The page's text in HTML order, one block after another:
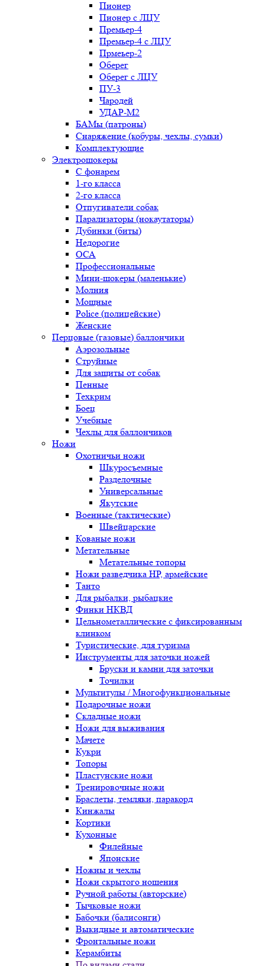
Пионер
Пионер с ЛЦУ
Премьер-4
Премьер-4 с ЛЦУ
Прмеьер-2
Оберег
Оберег с ЛЦУ
ПУ-3
Чародей
УДАР-М2
БАМы (патроны)
Снаряжение (кобуры, чехлы, сумки)
Комплектующие
Электрошокеры
С фонарем
1-го класса
2-го класса
Отпугиватели собак
Парализаторы (нокаутаторы)
Дубинки (биты)
Недорогие
ОСА
Профессиональные
Мини-шокеры (маленькие)
Молния
Мощные
Police (полицейские)
Женские
Перцовые (газовые) баллончики
Аэрозольные
Струйные
Для защиты от собак
Пенные
Техкрим
Боец
Учебные
Чехлы для баллончиков
Ножи
Охотничьи ножи
Шкуросъемные
Разделочные
Универсальные
Якутские
Военные (тактические)
Швейцарские
Кованые ножи
Метательные
Метательные топоры
Ножи разведчика НР, армейские
Танто
Для рыбалки, рыбацкие
Финки НКВД
Цельнометаллические с фиксированным
клинком
Туристические, для туризма
Инструменты для заточки ножей
Бруски и камни для заточки
Точилки
Мультитулы / Многофункциональные
Подарочные ножи
Складные ножи
Ножи для выживания
Мачете
Кукри
Топоры
Пластунские ножи
Тренировочные ножи
Браслеты, темляки, паракорд
Кинжалы
Кортики
Кухонные
Филейные
Японские
Ножны и чехлы
Ножи скрытого ношения
Ручной работы (авторские)
Тычковые ножи
Бабочки (балисонги)
Выкидные и автоматические
Фронтальные ножи
Керамбиты